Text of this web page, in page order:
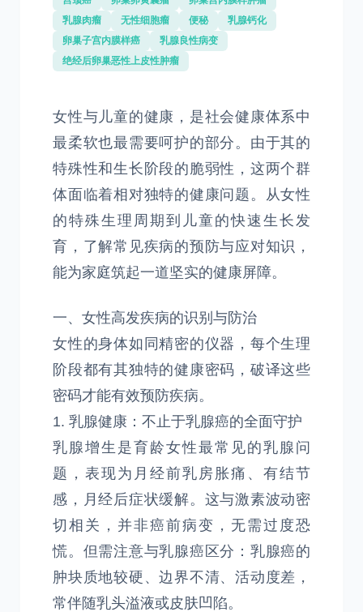
乳腺肉瘤
无性细胞瘤 便秘
乳腺钙化
卵巢子宫内膜样癌
乳腺良性病变
绝经后卵巢恶性上皮性肿瘤
女性与儿童的健康，是社会健康体系中
最柔软也最需要呵护的部分。由于其的
特殊性和生长阶段的脆弱性，这两个群
体面临着相对独特的健康问题。从女性
的特殊生理周期到儿童的快速生长发
育，了解常见疾病的预防与应对知识，
能为家庭筑起一道坚实的健康屏障。
一、女性高发疾病的识别与防治
女性的身体如同精密的仪器，每个生理
阶段都有其独特的健康密码，破译这些
密码才能有效预防疾病。
1. 乳腺健康：不止于乳腺癌的全面守护
乳腺增生是育龄女性最常见的乳腺问
题，表现为月经前乳房胀痛、有结节
感，月经后症状缓解。这与激素波动密
切相关，并非癌前病变，无需过度恐
慌。但需注意与乳腺癌区分：乳腺癌的
肿块质地较硬、边界不清、活动度差，
常伴随乳头溢液或皮肤凹陷。